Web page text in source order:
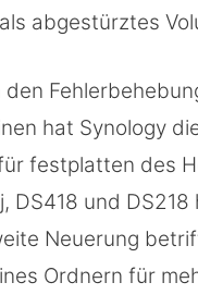
als abgestürztes
den
hat Synology
festplatten des
DS418 und
Neuerung
Ordnern für